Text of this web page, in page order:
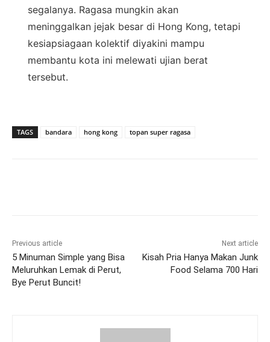
segalanya. Ragasa mungkin akan
meninggalkan jejak besar di Hong Kong, tetapi
kesiapsiagaan kolektif diyakini mampu
membantu kota ini melewati ujian berat
tersebut.
TAGS bandara hong kong topan super ragasa
Previous article
5 Minuman Simple yang Bisa
Meluruhkan Lemak di Perut,
Bye Perut Buncit!
Next article
Kisah Pria Hanya Makan Junk
Food Selama 700 Hari